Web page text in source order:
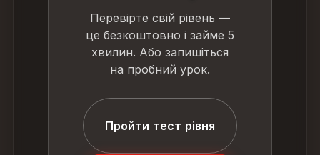
Перевірте свій рівень —
це безкоштовно і займе 5
хвилин. Або запишіться
на пробний урок.
Пройти тест рівня